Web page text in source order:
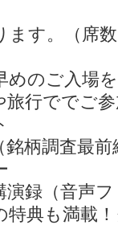
ます。（席
めのご入場
行ででご
銘柄調査最
演録（音声
特典も満載